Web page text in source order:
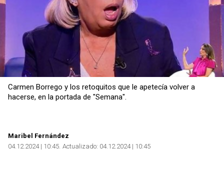
Carmen Borrego y los retoquitos que le apetecía volver a
hacerse, en la portada de "Semana".
Maribel Fernández
04.12.2024 | 10:45 Actualizado: 04.12.2024 | 10:45